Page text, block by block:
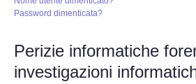
Perizia DVR
Password dimenticata?
Perizie informatiche
investigazioni